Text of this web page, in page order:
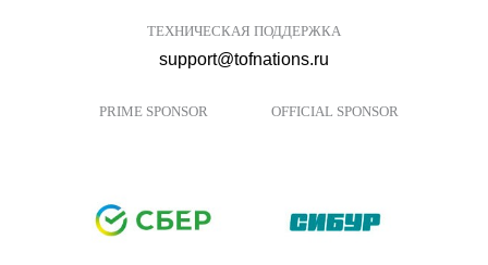
ТЕХНИЧЕСКАЯ ПОДДЕРЖКА
support@tofnations.ru
PRIME SPONSOR OFFICIAL SPONSOR